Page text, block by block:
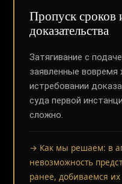
Пропуск
доказательства
Затягивание с
заявленные вовремя
истребовании
суда первой
сложно.
→ Как мы решаем: в
невозможность
ранее, добиваемся